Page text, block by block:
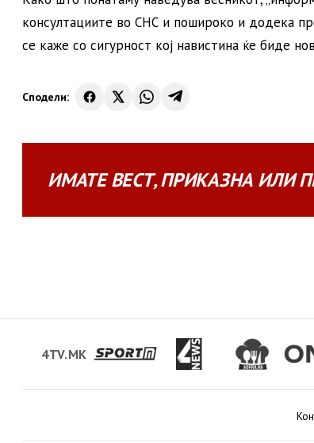
консултациите во СНС и пошироко и додека
се каже со сигурност кој навистина ќе биде
Сподели:
ИМАТЕВЕСТ,ПРИКАЗНА ИЛИ
4TV.MK